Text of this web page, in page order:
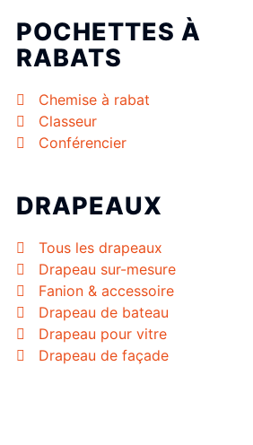
POCHETTES À
RABATS
Chemise à rabat
Classeur
Conférencier
DRAPEAUX
Tous les drapeaux
Drapeau sur-mesure
Fanion & accessoire
Drapeau de bateau
Drapeau pour vitre
Drapeau de façade